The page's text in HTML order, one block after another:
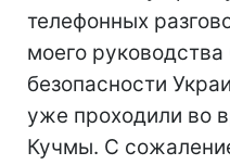
телефонных
моего
безопасности
уже проходили во
Кучмы. С